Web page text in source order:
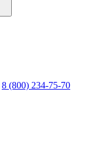
8 (800) 234-75-70